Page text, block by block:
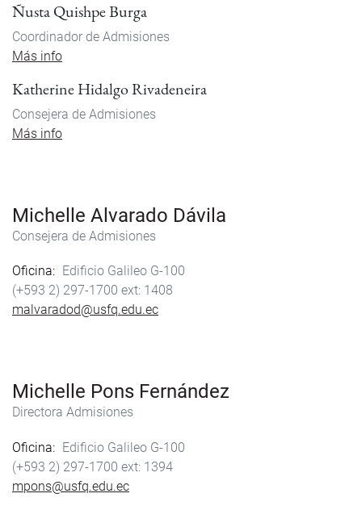
Ñusta Quishpe Burga
Coordinador de Admisiones
Más info
Katherine Hidalgo Rivadeneira
Consejera de Admisiones
Más info
Michelle Alvarado Dávila
Consejera de Admisiones
Oficina
Edificio Galileo G-100
(+593 2) 297-1700
1408
malvaradod@usfq.edu.ec
Michelle Pons Fernández
Directora Admisiones
Oficina
Edificio Galileo G-100
(+593 2) 297-1700
1394
mpons@usfq.edu.ec